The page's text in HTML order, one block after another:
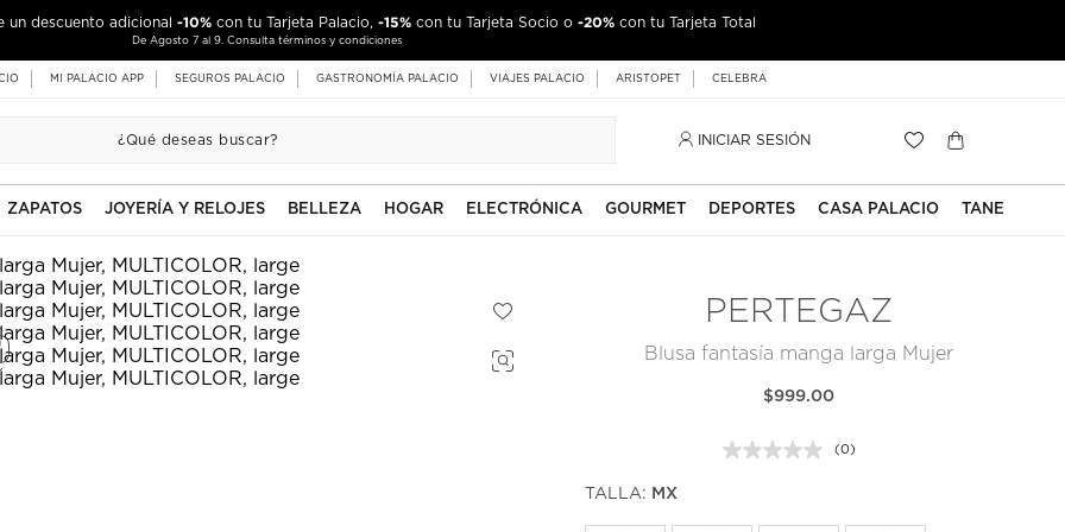
un descuento adicional -10% con tu Tarjeta Palacio, -15% con tu Tarjeta Socio o -20% con tu Tarjeta Total
De Agosto 7 al 9. Consulta términos y condiciones
MI PALACIO APP SEGUROS PALACIO GASTRONOMÍA PALACIO VIAJES PALACIO ARISTOPET CELEBRA
INICIAR SESIÓN
ZAPATOS JOYERÍA Y RELOJES BELLEZA HOGAR ELECTRÓNICA GOURMET DEPORTES CASA PALACIO TANE
PERTEGAZ
Blusa fantasía manga larga Mujer
$999.00
Sin
(0)
TALLA: MX